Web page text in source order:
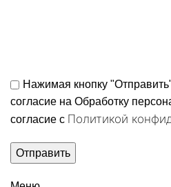
Нажимая кнопку
согласие на Обработку
согласие c Политикой